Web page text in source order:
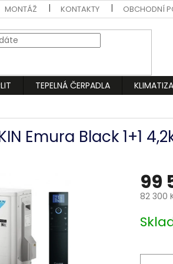
MONTÁŽ KONTAKTY OBCHODNÍ
TEPELNÁ ČERPADLA
Emura Black 1+1
99
82 300
cena: